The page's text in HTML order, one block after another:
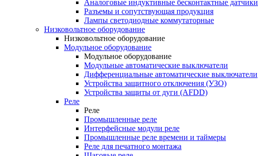
Аналоговые индуктивные бесконтактные датчики
Разъемы и сопутствующая продукция
Лампы светодиодные коммутаторные
Низковольтное оборудование
Низковольтное оборудование
Модульное оборудование
Модульное оборудование
Модульные автоматические выключатели
Дифференциальные автоматические выключатели
Устройства защитного отключения (УЗО)
Устройства защиты от дуги (AFDD)
Реле
Реле
Промышленные реле
Интерфейсные модули реле
Промышленные реле времени и таймеры
Реле для печатного монтажа